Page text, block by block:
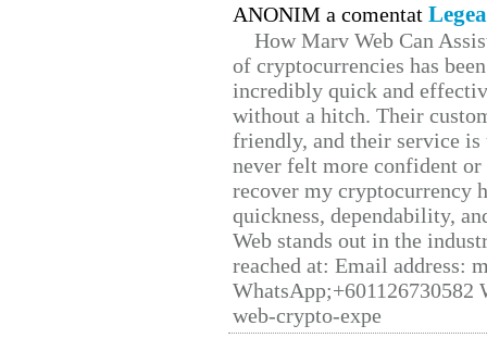
ANONIM a comentat
How Marv Web Can
of cryptocurrencies has
incredibly quick and
without a hitch. Their
friendly, and their service
never felt more confident
recover my cryptocurrency
quickness, dependability,
Web stands out in the
reached at: Email address:
web-crypto-expe